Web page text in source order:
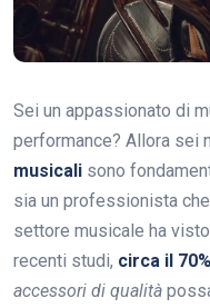
Sei un appassionato di
performance? Allora sei
musicali sono
sia un professionista
settore musicale ha
recenti studi, circa il 70%
accessori di qualità